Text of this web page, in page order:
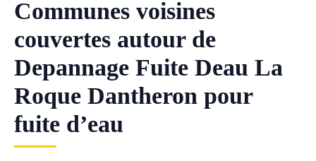
Communes voisines
couvertes autour de
Depannage Fuite Deau La
Roque Dantheron pour
fuite d’eau